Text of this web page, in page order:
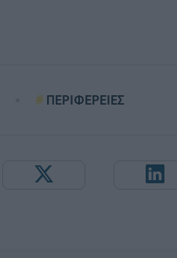
ΠΕΡΙΦΕΡΕΙΕΣ